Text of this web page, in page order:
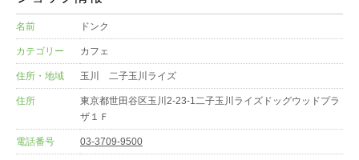
名前 ドンク
カテゴリー カフェ
住所・地域 玉川 二子玉川ライズ
住所
東京都世田谷区玉川2-23-1二子玉川ライズドッグウッドプラ
ザ１Ｆ
電話番号 03-3709-9500